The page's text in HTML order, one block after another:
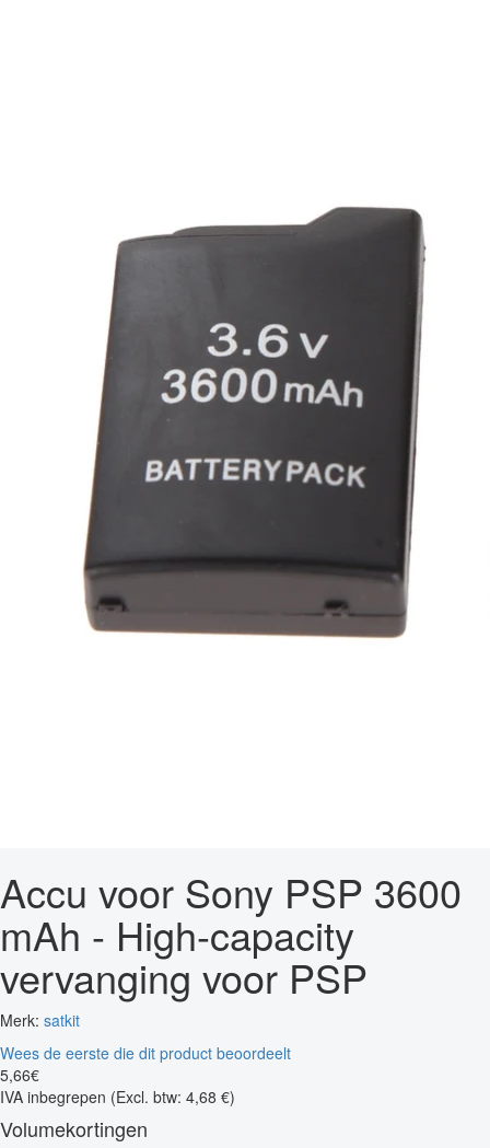
Accu voor Sony PSP 3600
mAh - High-capacity
vervanging voor PSP
Merk: satkit
Wees de eerste die dit product beoordeelt
5,66€
IVA inbegrepen (Excl. btw: 4,68 €)
Volumekortingen